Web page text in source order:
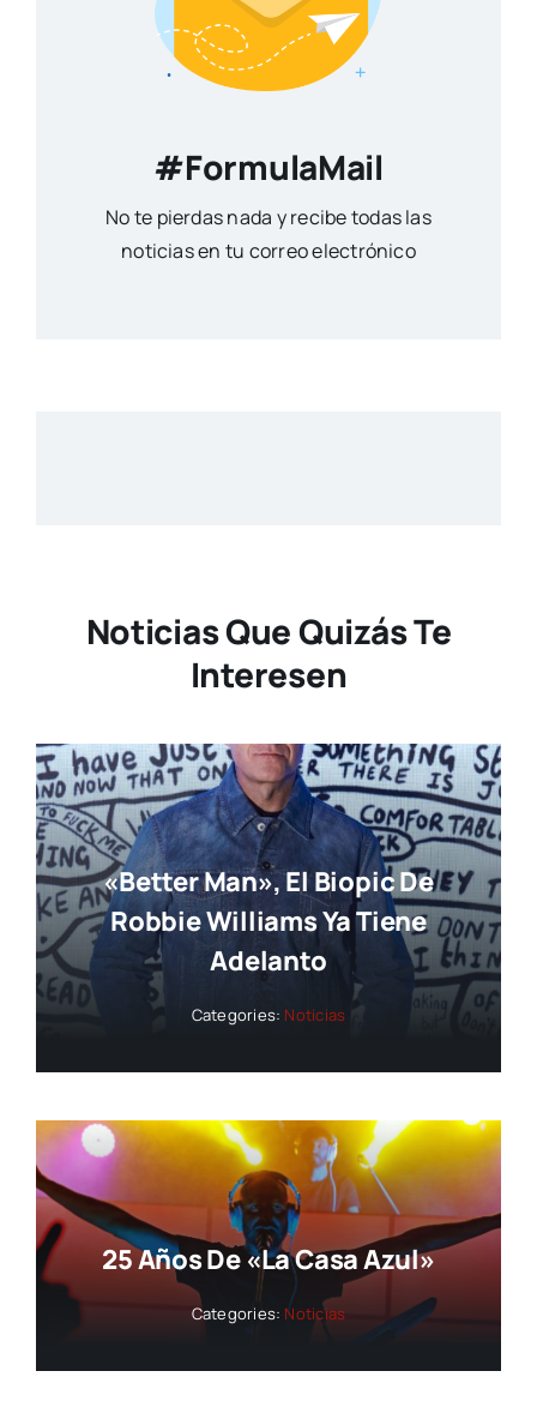
#FormulaMail
No te pierdas nada y recibe todas las
noticias en tu correo electrónico
Noticias Que Quizás Te
Interesen
«Better Man», El Biopic De
Robbie Williams Ya Tiene
Adelanto
Categories: Noticias
25 Años De «La Casa Azul»
Categories: Noticias